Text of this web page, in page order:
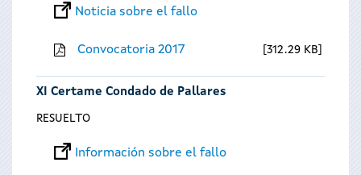
Noticia sobre el fallo
Convocatoria 2017 312.29 KB
XI Certame Condado de Pallares
RESUELTO
Información sobre el fallo